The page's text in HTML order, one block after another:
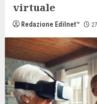
virtuale
Redazione Edilnet™